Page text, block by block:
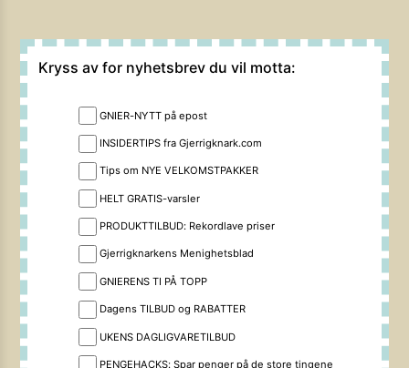
Kryss av for nyhetsbrev du vil motta:
GNIER-NYTT på epost
INSIDERTIPS fra Gjerrigknark.com
Tips om NYE VELKOMSTPAKKER
HELT GRATIS-varsler
PRODUKTTILBUD: Rekordlave priser
Gjerrigknarkens Menighetsblad
GNIERENS TI PÅ TOPP
Dagens TILBUD og RABATTER
UKENS DAGLIGVARETILBUD
PENGEHACKS: Spar penger på de store tingene